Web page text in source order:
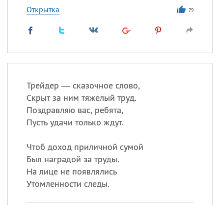
Открытка 79
Трейдер — сказочное слово,
Скрыт за ним тяжелый труд.
Поздравляю вас, ребята,
Пусть удачи только ждут.
Чтоб доход приличной сумой
Был наградой за труды.
На лице не появлялись
Утомленности следы.